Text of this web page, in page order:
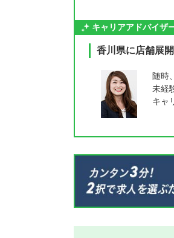
キャリアアドバイザ
香川県に店舗展
随時
未経
キャ